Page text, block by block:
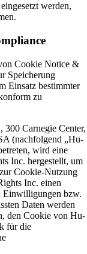
werden,
Cookie Notice &
Speicherung
Einsatz bestimmter
zu
Carnegie Center,
(nachfolgend „Hu-
wird eine
Inc. hergestellt, um
Cookie-Nutzung
Inc. einen
Einwilligungen bzw.
Daten werden
den Cookie von Hu-
für die